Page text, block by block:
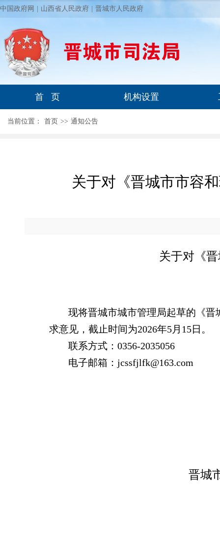
中国政府网 山西省人民政府 晋城市人民政府
首 页 机构设置
当前位置： 首页 >> 通知公告
关于对《晋城市市容
关于对 《
现将晋城市城市管理局起草的 《
求意见，截止时间为2026年5月 15日。
联系方式： 0356-2035056
电子邮箱： jcssfjlfk@163.com
晋城